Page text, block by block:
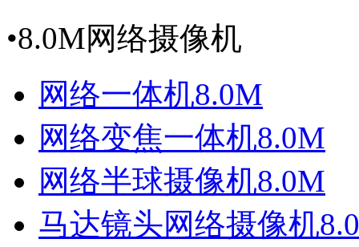
•8.0M网络摄像机
网络一体机8.0M
网络变焦一体机8.0M
网络半球摄像机8.0M
马达镜头网络摄像机